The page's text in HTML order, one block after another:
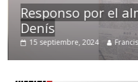
Responso por el
Denís
15 septiembre, 2024